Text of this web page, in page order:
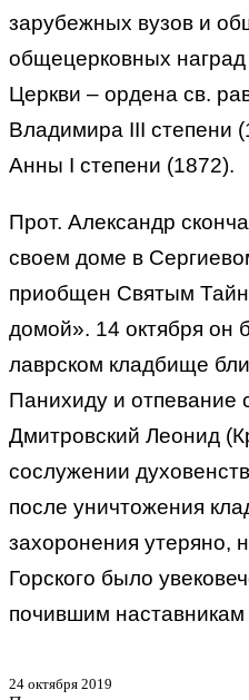
зарубежных вузов и
общецерковных
Церкви – ордена cв.
Владимира III степени
Анны I степени (1872).
Прот. Александр
своем доме в
приобщен Святым
домой». 14 октября он
лаврском кладбище
Панихиду и отпевание
Дмитровский Леонид
сослужении
после уничтожения
захоронения утеряно,
Горского было
почившим
24 октября 2019